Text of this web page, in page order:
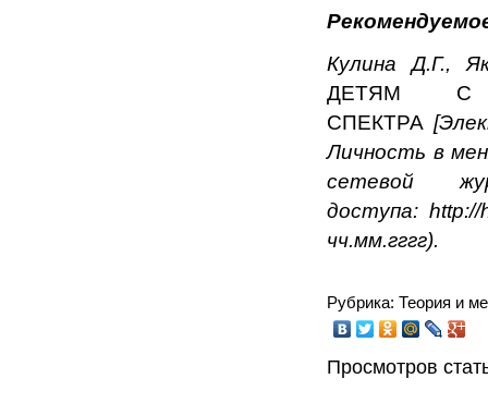
Кулина Д.Г.,
ДЕТЯМ С
СПЕКТРА
Личность в
доступа: http://
чч.мм.гггг).
Рубрика: Теория и
Просмотров